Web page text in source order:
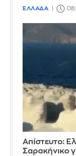
ΕΛΛΑΔΑ
Απίστευτο:
Σαρακήνικο